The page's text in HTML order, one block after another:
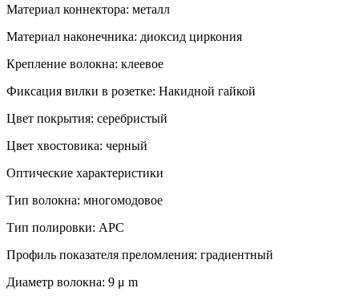
Материал коннектора: металл
Материал наконечника: диоксид циркония
Крепление волокна: клеевое
Фиксация вилки в розетке: Накидной гайкой
Цвет покрытия: серебристый
Цвет хвостовика: черный
Оптические характеристики
Тип волокна: многомодовое
Тип полировки: APC
Профиль показателя преломления: градиентный
Диаметр волокна: 9 μ m